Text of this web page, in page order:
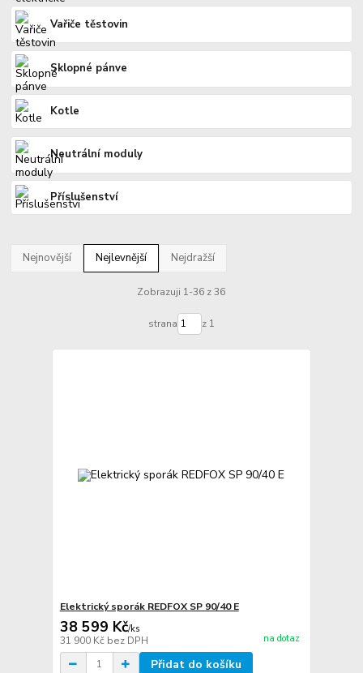
Vařiče těstovin
Sklopné pánve
Kotle
Neutrální moduly
Příslušenství
Nejnovější Nejlevnější Nejdražší
Zobrazuji 1-36 z 36
strana z 1
Elektrický sporák REDFOX SP 90/40 E
38 599 Kč/ks
31 900 Kč bez DPH na dotaz
Přidat do košíku